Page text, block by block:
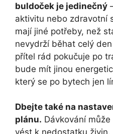
buldoček je jedinečný
aktivitu nebo zdravotní
mají‍ jiné potřeby, než
nevydrží běhat celý
přítel⁤ rád pokučuje po
bude mít jinou
který se po bytech ​jen
Dbejte ‍také na
plánu. Dávkování